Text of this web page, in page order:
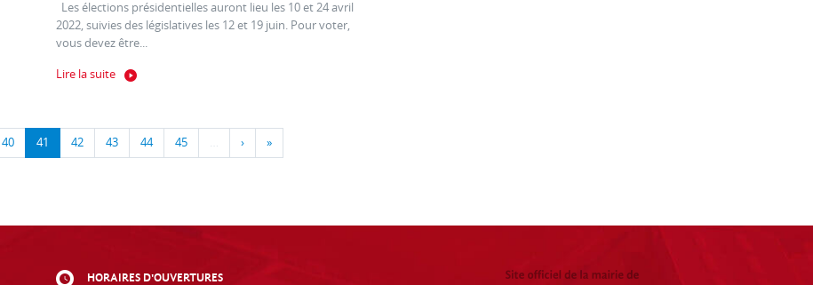
Les élections présidentielles auront lieu les 10 et 24 avril
2022, suivies des législatives les 12 et 19 juin. Pour voter,
vous devez être...
Lire la suite
40 41 42 43 44 45 … › »
HORAIRES D'OUVERTURES